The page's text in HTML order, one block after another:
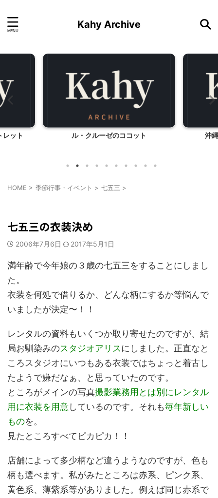
Kahy Archive
沖縄から、魔法のプレゼント ハウス
HOME > 季節行事・イベント > 七五三 >
七五三の衣装決め
2006年7月6日 2017年5月1日
満年齢で今年娘の３歳の七五三をすることにしまし
た。
衣装を何処で借りるか、どんな柄にするか等悩んで
いましたが決定〜！！
レンタルの資料もいくつか取り寄せたのですが、結
局お馴染みのスタジオアリスにしました。正直なと
ころスタジオにいつもある衣装ではちょっと着古し
たようで嫌だなぁ、と思っていたのです。
ところがメインの写真撮影業務用とは別にレンタル
用に衣装を用意しているのです。それも毎年新しい
ものを。
見たところすべてピカピカ！！
店舗によって多少柄など違うようなのですが、色も
柄も選べます。私がみたところは赤系、ピンク系、
黄色系、薄紫系等がありました。例えば同じ赤系で